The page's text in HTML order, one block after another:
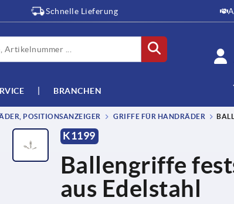
Schnelle Lieferung
BRANCHEN
POSITIONSANZEIGER GRIFFE FÜR HANDRÄDER
K1199
Ballengriffe
aus Edelstahl